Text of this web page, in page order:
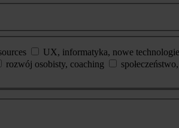
UX, informatyka, nowe technologie
rozwój osobisty, coaching